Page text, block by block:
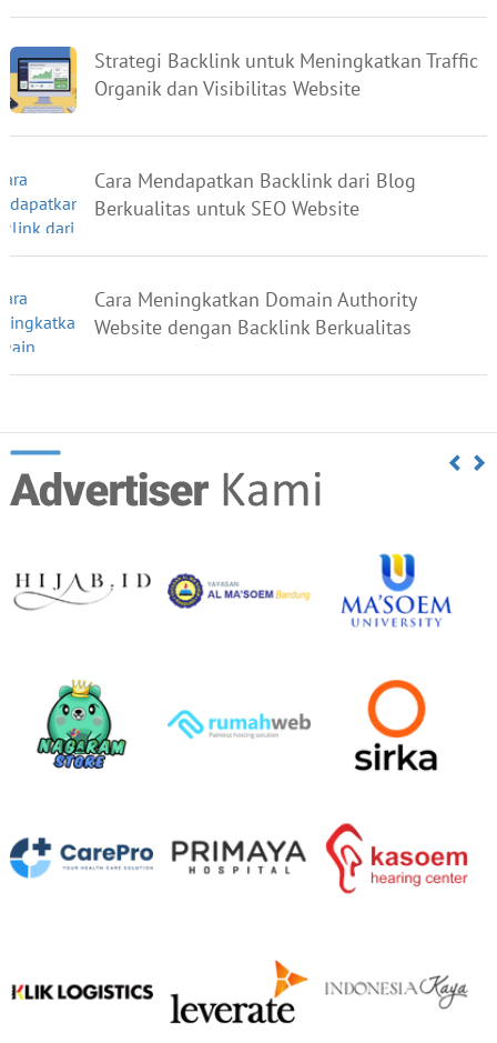
Strategi Backlink untuk Meningkatkan Traffic
Organik dan Visibilitas Website
Cara Mendapatkan Backlink dari Blog
Berkualitas untuk SEO Website
Cara Meningkatkan Domain Authority
Website dengan Backlink Berkualitas